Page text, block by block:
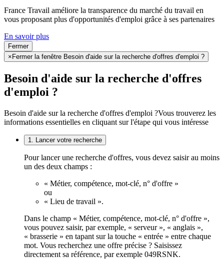
France Travail améliore la transparence du marché du travail en
vous proposant plus d'opportunités d'emploi grâce à ses partenaires
En savoir plus
Fermer
× Fermer la fenêtre Besoin d'aide sur la recherche d'offres d'emploi ?
Besoin d'aide sur la recherche d'offres
d'emploi ?
Besoin d'aide sur la recherche d'offres d'emploi ?Vous trouverez les
informations essentielles en cliquant sur l'étape qui vous intéresse
1. Lancer votre recherche
Pour lancer une recherche d'offres, vous devez saisir au moins
un des deux champs :
« Métier, compétence, mot-clé, n° d'offre »
ou
« Lieu de travail ».
Dans le champ « Métier, compétence, mot-clé, n° d'offre »,
vous pouvez saisir, par exemple, « serveur », « anglais »,
« brasserie » en tapant sur la touche « entrée » entre chaque
mot. Vous recherchez une offre précise ? Saisissez
directement sa référence, par exemple 049RSNK.